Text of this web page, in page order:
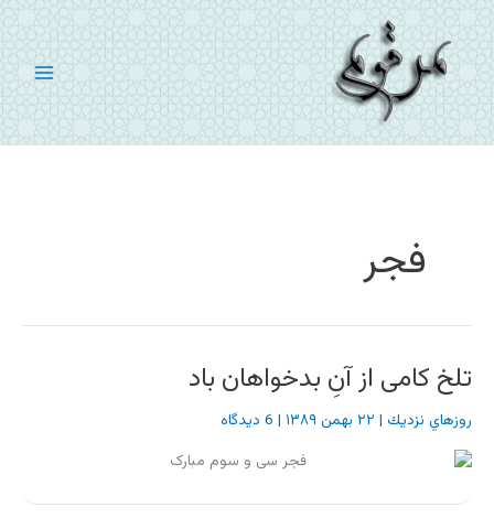
پرش
به
محتوا
فجر
تلخ کامی از آنِ بدخواهان باد
روزهاي نزديك | ۲۲ بهمن ۱۳۸۹ | 6 دیدگاه